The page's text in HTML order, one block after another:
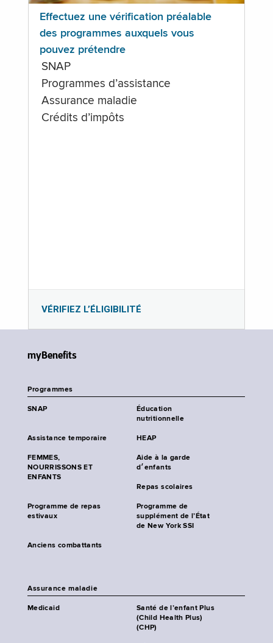
Effectuez une vérification préalable
des programmes auxquels vous
pouvez prétendre
SNAP
Programmes d’assistance
Assurance maladie
Crédits d’impôts
VÉRIFIEZ L’ÉLIGIBILITÉ
myBenefits
Programmes
SNAP
Éducation
nutritionnelle
Assistance temporaire HEAP
FEMMES,
NOURRISSONS ET
ENFANTS
Aide à la garde
d׳enfants
Repas scolaires
Programme de repas
estivaux
Programme de
supplément de l’État
de New York SSI
Anciens combattants
Assurance maladie
Medicaid
Santé de l’enfant Plus
(Child Health Plus)
(CHP)